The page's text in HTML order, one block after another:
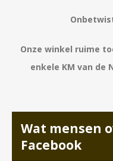
Onze winkel ruime
enkele KM van de
Wat mensen
Facebook